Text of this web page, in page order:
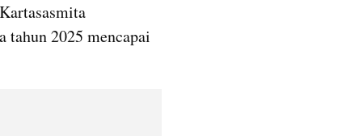
tahun 2025 mencapai